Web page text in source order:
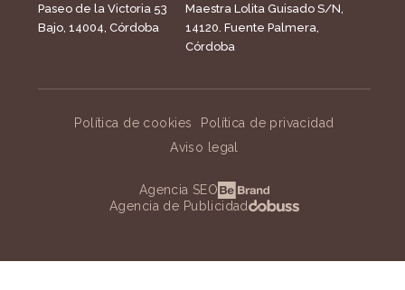
Paseo de la Victoria 53
Bajo, 14004, Córdoba
Maestra Lolita Guisado S/N,
14120. Fuente Palmera,
Córdoba
Política de cookies
Política de privacidad
Aviso legal
Agencia SEO
Agencia de Publicidad